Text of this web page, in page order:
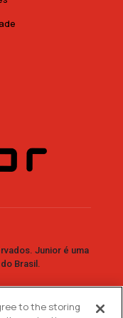
Junior é uma
Brasil.
to the storing